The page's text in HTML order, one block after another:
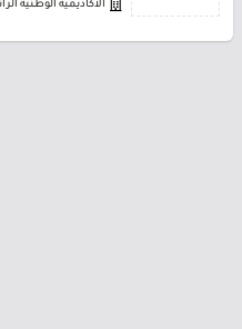
الأكاديمية الوطنية